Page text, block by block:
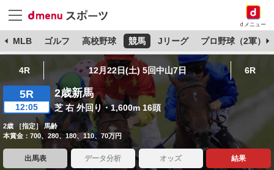
dメニュー
MLB ゴルフ 高校野球 競馬 Jリーグ プロ野球（2軍）
4R 12月22日(土) 5回中山7日 6R
5R
12:05
2歳新馬
芝 右 外回り・1,600m 16頭
2歳 ［指定］ 馬齢
本賞金：700、280、180、110、70万円
出馬表 データ分析 オッズ 結果